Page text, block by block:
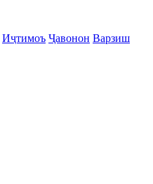
Иҷтимоъ Ҷавонон Варзиш